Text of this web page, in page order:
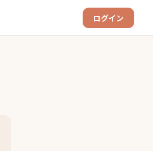
ログイン